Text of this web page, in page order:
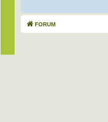
FORUM